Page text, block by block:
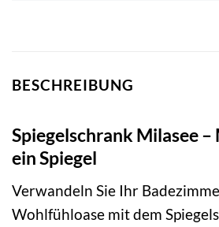
BESCHREIBUNG
Spiegelschrank Milasee –
ein Spiegel
Verwandeln Sie Ihr
Wohlfühloase mit dem